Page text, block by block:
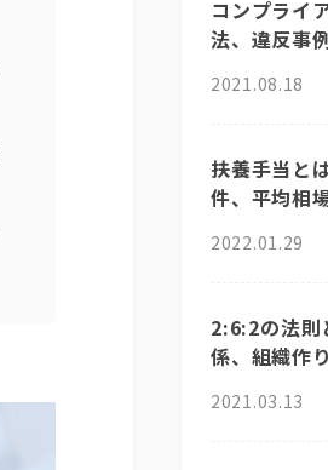
コンプライ
法、違反事
2021.08.18
扶養手当と
件、平均相
2022.01.29
2:6:2の法則
係、組織作
2021.03.13